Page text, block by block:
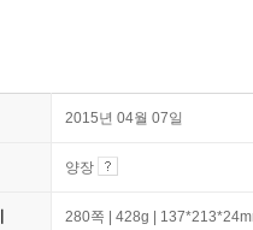
2015년 04월 07일
양장
280쪽 | 428g |